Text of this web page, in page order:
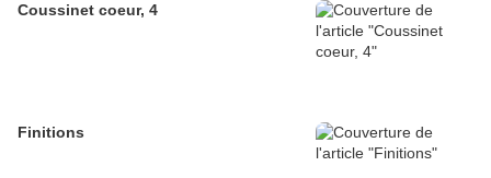
Coussinet coeur, 4
Finitions